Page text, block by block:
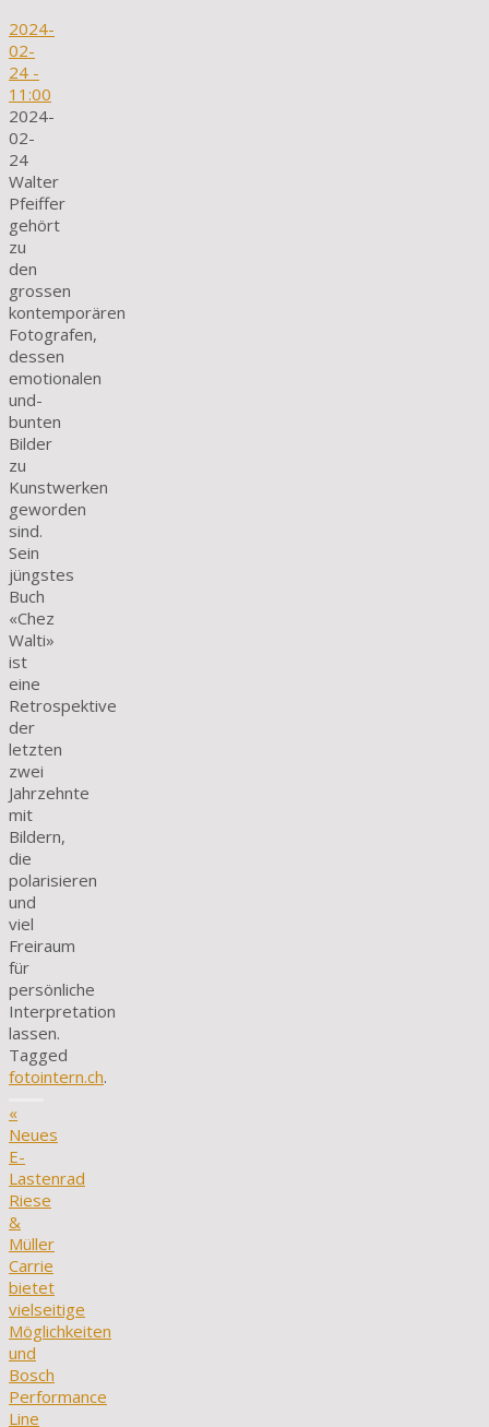
2024-
02-
24 -
11:00
2024-
02-
24
Walter
Pfeiffer
gehört
zu
den
grossen
kontemporären
Fotografen,
dessen
emotionalen
und-
bunten
Bilder
zu
Kunstwerken
geworden
sind.
Sein
jüngstes
Buch
«Chez
Walti»
ist
eine
Retrospektive
der
letzten
zwei
Jahrzehnte
mit
Bildern,
die
polarisieren
und
viel
Freiraum
für
persönliche
Interpretation
lassen.
Tagged
fotointern.ch.
«
Neues
E-
Lastenrad
Riese
&
Müller
Carrie
bietet
vielseitige
Möglichkeiten
und
Bosch
Performance
Line